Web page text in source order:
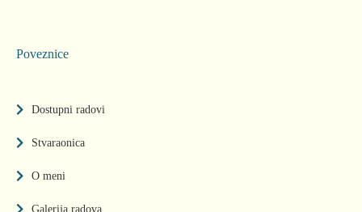
Poveznice
Dostupni radovi
Stvaraonica
O meni
Galerija radova